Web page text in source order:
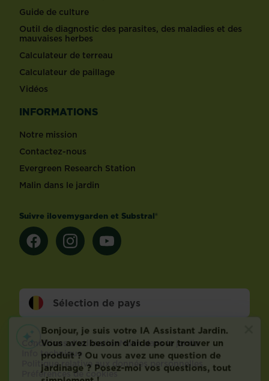
Guide de culture
Outil de diagnostic des parasites, des maladies et des
mauvaises herbes
Calculateur de terreau
Calculateur de paillage
Vidéos
INFORMATIONS
Notre mission
Contactez-nous
Evergreen Research Station
Malin dans le jardin
Suivre ilovemygarden et Substral®
Sélection de pays
Footer
Conditions d’utilisation Malin dans le jardin
Info technique
Politique relative aux données personnelles
Préférences de cookies